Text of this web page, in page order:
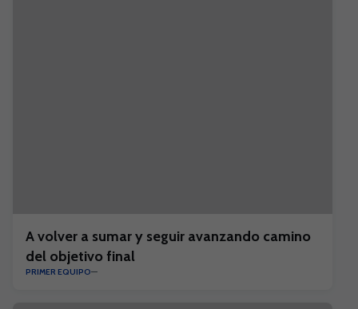
A volver a sumar y seguir avanzando camino
del objetivo final
PRIMER EQUIPO